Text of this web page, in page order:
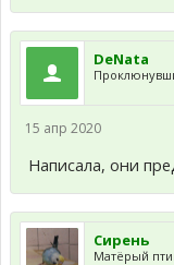
DeNata
15 апр 2020
Написала, они
Сирень
Матёрый